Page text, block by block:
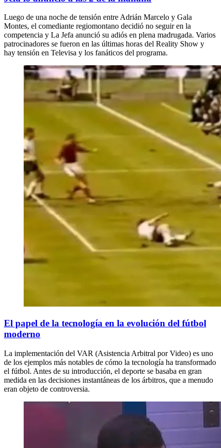
Luego de una noche de tensión entre Adrián Marcelo y Gala
Montes, el comediante regiomontano decidió no seguir en la
competencia y La Jefa anunció su adiós en plena madrugada. Varios
patrocinadores se fueron en las últimas horas del Reality Show y
hay tensión en Televisa y los fanáticos del programa.
El papel de la tecnología en la evolución del fútbol
moderno
La implementación del VAR (Asistencia Arbitral por Video) es uno
de los ejemplos más notables de cómo la tecnología ha transformado
el fútbol. Antes de su introducción, el deporte se basaba en gran
medida en las decisiones instantáneas de los árbitros, que a menudo
eran objeto de controversia.